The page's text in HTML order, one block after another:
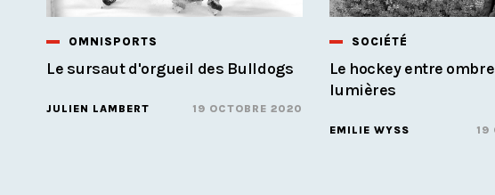
OMNISPORTS
Le sursaut d'orgueil des Bulldogs
JULIEN LAMBERT 19 OCTOBRE 2020
SOCIÉTÉ
Le hockey entre
lumières
EMILIE WYSS 19